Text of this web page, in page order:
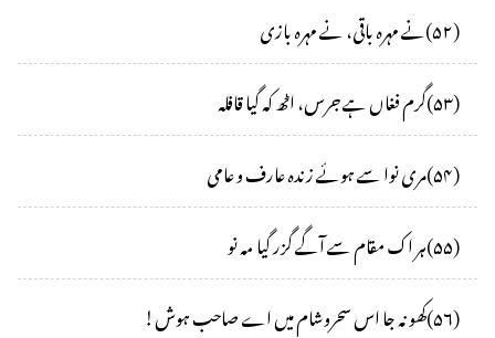
(۵۲)نے مہرہ باقی، نے مہرہ بازی
(۵۳)گرم فغاں ہے جرس، اٹھ کہ گیا قافلہ
(۵۴)مری نوا سے ہوئے زندہ عارف و عامی
(۵۵)ہر اک مقام سے آگے گزر گیا مہ نو
(۵۶)کھو نہ جا اس سحروشام میں اے صاحب ہوش!